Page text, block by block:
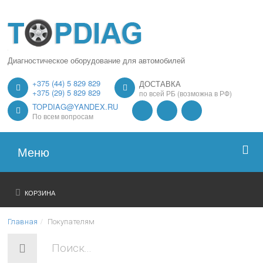
Диагностическое оборудование для автомобилей
+375 (44) 5 829 829
+375 (29) 5 829 829
ДОСТАВКА
по всей РБ (возможна в РФ)
TOPDIAG@YANDEX.RU
По всем вопросам
Меню
Главная
О нас
Каталог
КОРЗИНА
Главная Покупателям